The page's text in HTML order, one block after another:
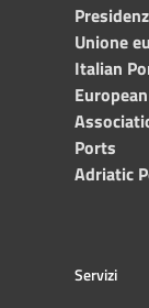
Unione
Italian
Ports
Adriatic
Servizi